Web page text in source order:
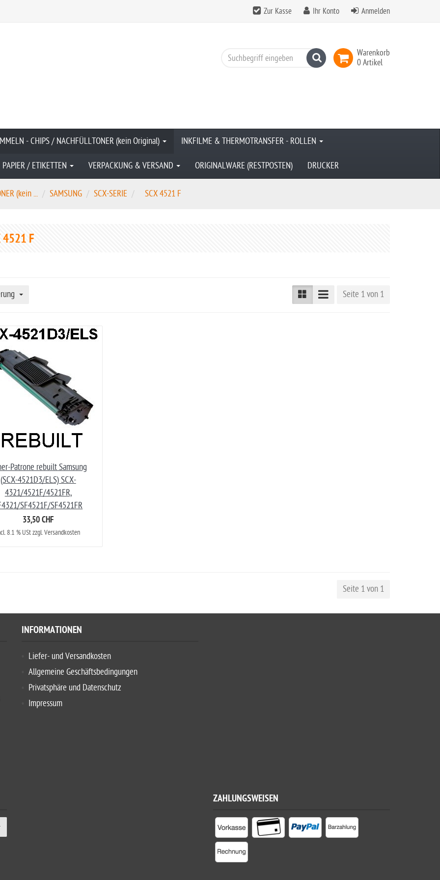
Zur Kasse Ihr Konto Anmelden
Warenkorb
0 Artikel
Suchen
- CHIPS / NACHFÜLLTONER (kein Original) INKFILME & THERMOTRANSFER - ROLLEN
PAPIER / ETIKETTEN VERPACKUNG & VERSAND ORIGINALWARE (RESTPOSTEN) DRUCKER
(kein ... SAMSUNG SCX-SERIE SCX 4521 F
4521 F
Seite 1 von 1
Patrone rebuilt Samsung
(SCX-4521D3/ELS) SCX-
4321/4521F/4521FR,
SF4521F/SF4521FR
33,50 CHF
8.1 % USt zzgl. Versandkosten
Seite 1 von 1
INFORMATIONEN
Liefer- und Versandkosten
Allgemeine Geschäftsbedingungen
Privatsphäre und Datenschutz
Impressum
ZAHLUNGSWEISEN